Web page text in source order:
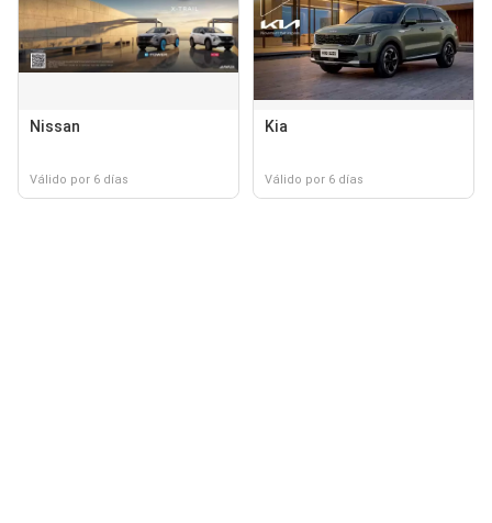
Nissan
Válido por 6 días
Kia
Válido por 6 días